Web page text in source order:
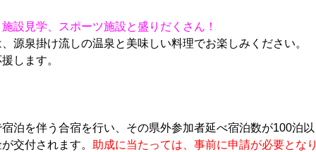
設見学、スポーツ施設と盛りだくさん！
源泉掛け流しの温泉と美味しい料理でお楽しみください。
します。
泊を伴う合宿を行い、その県外参加者延べ宿泊数が100泊以
交付されます。
助成に当たっては、事前に申請が必要となり